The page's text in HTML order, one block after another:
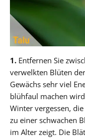
1. Entfernen Sie
verwelkten Blüten
Gewächs sehr viel
blühfaul machen
Winter vergessen,
zu einer schwachen
im Alter zeigt. Die